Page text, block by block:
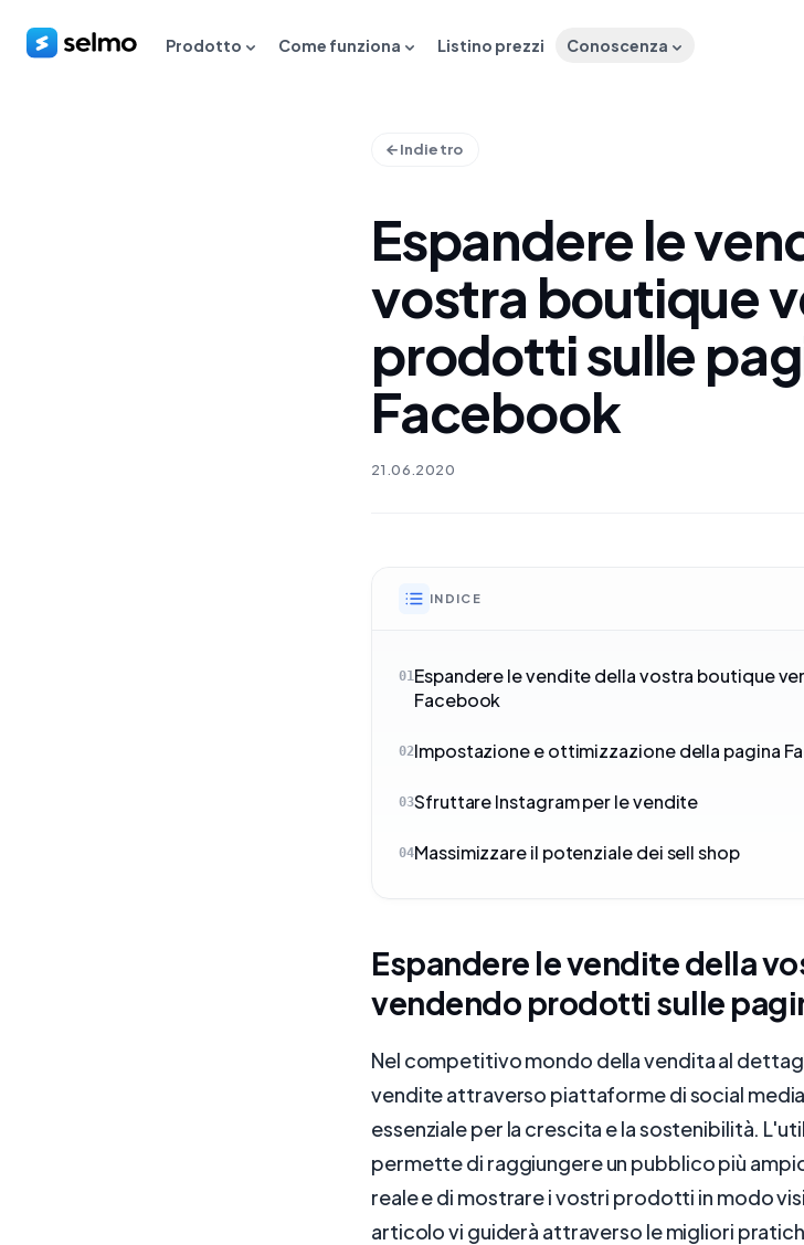
Prodotto Come funziona Listino prezzi Conoscenza
Indietro
Espandere le
vostra boutique
prodotti sulle
Facebook
21.06.2020
INDICE
01Espandere le vendite della vostra boutique
Facebook
02Impostazione e ottimizzazione della pagina
03Sfruttare Instagram per le vendite
04Massimizzare il potenziale dei sell shop
Espandere le vendite della
vendendo prodotti sulle
Nel competitivo mondo della vendita al
vendite attraverso piattaforme di social
essenziale per la crescita e la sostenibilità.
permette di raggiungere un pubblico più
reale e di mostrare i vostri prodotti in modo
articolo vi guiderà attraverso le migliori